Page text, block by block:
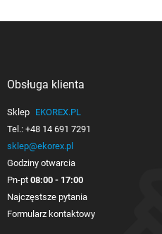
Obsługa klienta
Sklep EKOREX.PL
Tel.: +48 14 691 7291
sklep@ekorex.pl
Godziny otwarcia
Pn-pt 08:00 - 17:00
Najczęstsze pytania
Formularz kontaktowy